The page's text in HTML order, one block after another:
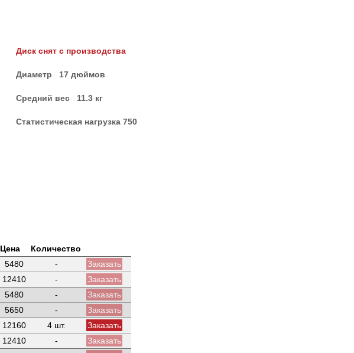
Диск снят с производства
Диаметр 17 дюймов
Средний вес 11.3 кг
Статистическая нагрузка 750
Цена Количество
5480 -
Заказать
12410 - Заказать
5480 -
Заказать
5650 - Заказать
12160 4 шт.
Заказать
12410 -
Заказать